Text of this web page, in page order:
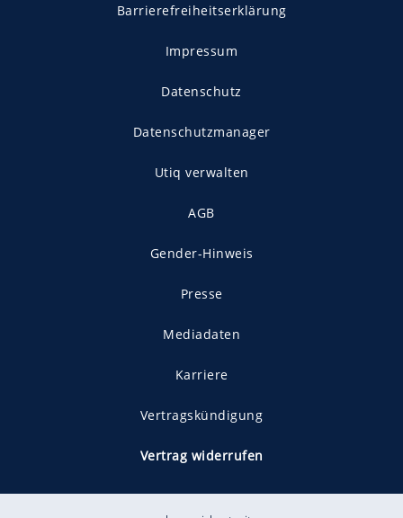
Barrierefreiheitserklärung
Impressum
Datenschutz
Datenschutzmanager
Utiq verwalten
AGB
Gender-Hinweis
Presse
Mediadaten
Karriere
Vertragskündigung
Vertrag widerrufen